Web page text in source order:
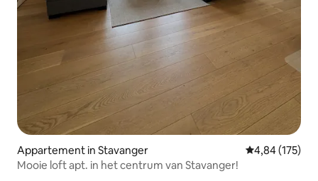
Appartement in Stavanger Gemiddelde
4,84 (175)
Mooie loft apt. in het centrum van Stavanger!